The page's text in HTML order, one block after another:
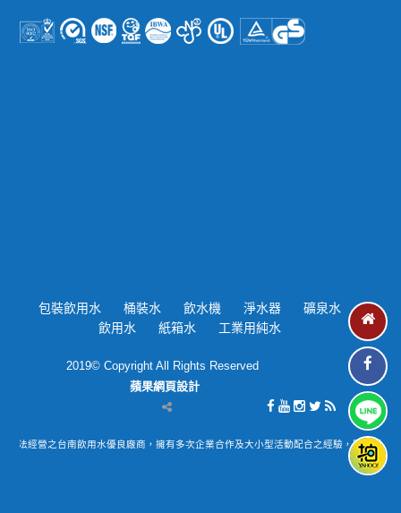
包裝飲用水 桶裝水 飲水機 淨水器
礦泉水
飲用水
紙箱水 工業用純水
2019© Copyright All Rights Reserved
蘋果網頁設計
合法經營之台南飲用水優良廠商，擁有多次企業合作及大小型活動配合之經驗，販售桶